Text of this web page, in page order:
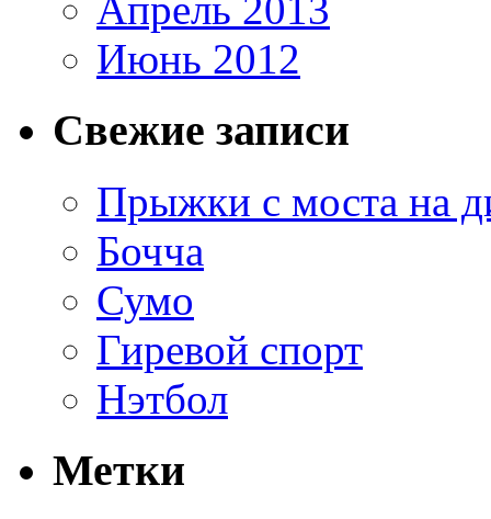
Апрель 2013
Июнь 2012
Свежие записи
Прыжки с моста на
Бочча
Сумо
Гиревой спорт
Нэтбол
Метки